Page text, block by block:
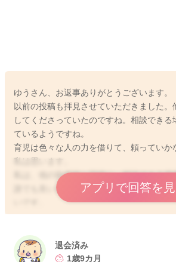
ゆうさん、お返事ありがとうございます。
以前の投稿も拝見させていただきました。
してくださっていたのですね。相談できる
ているようですね。
育児は色々な人の力を借りて、頼っていか
私は思います。
私は、他の助産師と同様に、相談できる場
誰でも良いので身近の方にSOSを出してく
力不足で、お力になれずに本当に申し訳あ
アプリで回答を
退会済み
1歳9カ月